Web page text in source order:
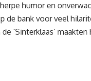
humor en
de bank voor veel
‘Sinterklaas’